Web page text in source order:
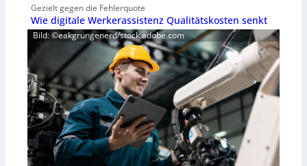
Gezielt gegen die Fehlerquote
Wie digitale Werkerassistenz Qualitätskosten senkt
Bild: ©eakgrungenerd/stock.adobe.com